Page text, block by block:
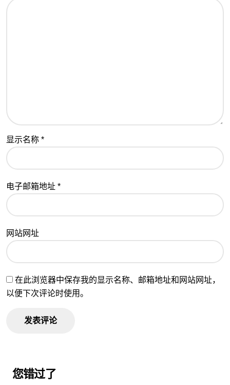
显示名称 *
电子邮箱地址 *
网站网址
在此浏览器中保存我的显示名称、邮箱地址和网站网址，
以便下次评论时使用。
您错过了